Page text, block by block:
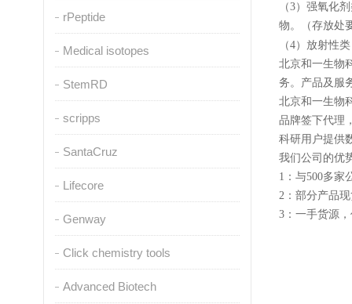
rPeptide
Medical isotopes
StemRD
scripps
SantaCruz
Lifecore
Genway
Click chemistry tools
Advanced Biotech
（3）强氧化
物。（存放处
（4）放射性类
北京和一生物
务。产品及服
北京和一生物
品牌签下代理
科研用户提供
我们公司的优
1：与500多家
2：部分产品
3：一手货源